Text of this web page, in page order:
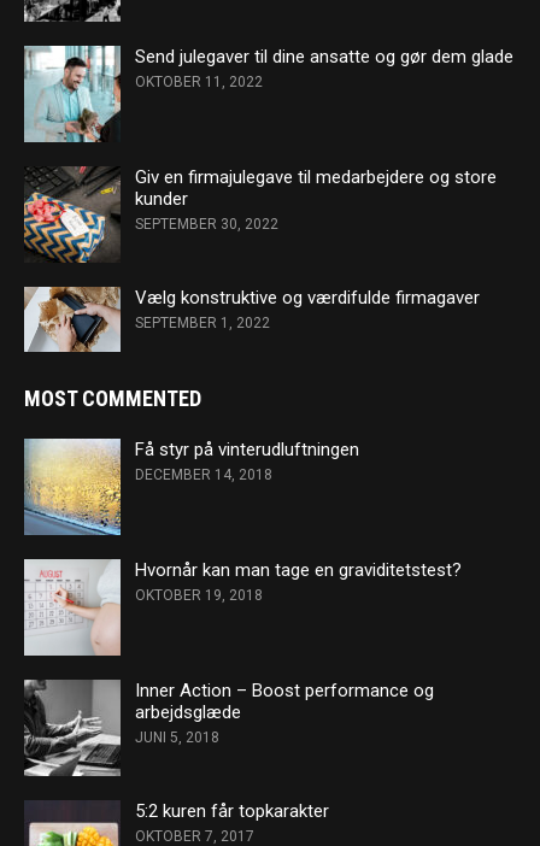
Send julegaver til dine ansatte og gør dem glade
OKTOBER 11, 2022
Giv en firmajulegave til medarbejdere og store
kunder
SEPTEMBER 30, 2022
Vælg konstruktive og værdifulde firmagaver
SEPTEMBER 1, 2022
MOST COMMENTED
Få styr på vinterudluftningen
DECEMBER 14, 2018
Hvornår kan man tage en graviditetstest?
OKTOBER 19, 2018
Inner Action – Boost performance og
arbejdsglæde
JUNI 5, 2018
5:2 kuren får topkarakter
OKTOBER 7, 2017